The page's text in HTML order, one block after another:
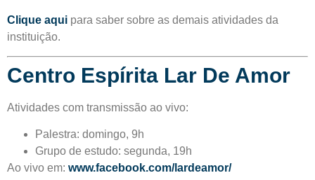
Clique aqui para saber sobre as demais atividades da
instituição.
Centro Espírita Lar De Amor
Atividades com transmissão ao vivo:
Palestra: domingo, 9h
Grupo de estudo: segunda, 19h
Ao vivo em: www.facebook.com/lardeamor/